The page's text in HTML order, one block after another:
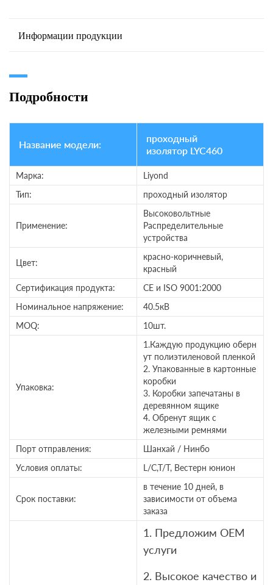
Информации продукции
Подробности
Название модели:
проходный
изолятор LYC460
Марка:
Liyond
Тип:
проходный изолятор
Применение:
Высоковольтные
Распределительные
устройства
Цвет:
красно-коричневый,
красный
Сертификация продукта:
CE и ISO 9001:2000
Номинальное напряжение:
40.5кВ
MOQ:
10шт.
Упаковка:
1.Каждую продукцию оберн
ут полиэтиленовой пленкой
2. Упакованные в картонные
коробки
3. Коробки запечатаны в
деревянном ящике
4. Обренут ящик с
железными ремнями
Порт отправления:
Шанхай / Нинбо
Условия оплаты:
L/C,T/T, Вестерн юнион
Срок поставки:
в течение 10 дней, в
зависимости от объема
заказа
1. Предложим OEM
услуги
2. Высокое качество и